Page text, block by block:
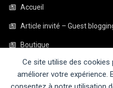
Ce site utilise des
améliorer votre expérience.
Accueil
Article invité – Guest
Boutique
Contact
Mentions légales